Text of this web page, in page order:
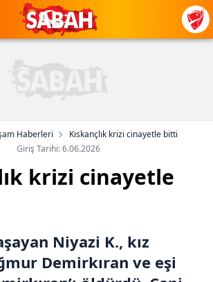
Haberleri
Kıskançlık krizi cinayetle bitti
Giriş Tarihi: 6.06.2026
krizi cinayetle
Niyazi K., kız
Demirkıran ve eşi